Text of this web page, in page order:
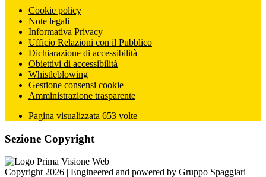
Cookie policy
Note legali
Informativa Privacy
Ufficio Relazioni con il Pubblico
Dichiarazione di accessibilità
Obiettivi di accessibilità
Whistleblowing
Gestione consensi cookie
Amministrazione trasparente
Pagina visualizzata 653 volte
Sezione Copyright
Copyright 2026 | Engineered and powered by Gruppo Spaggiari